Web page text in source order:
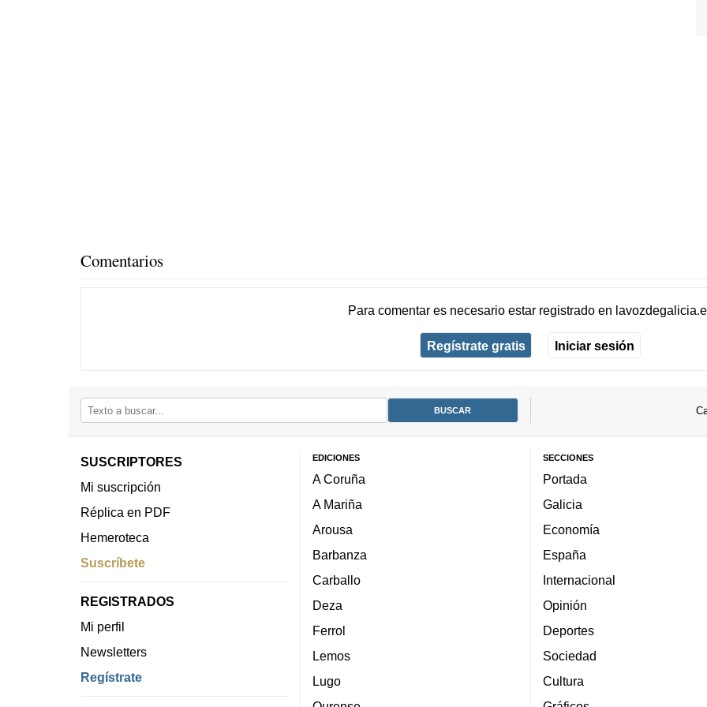
Comentarios
Para comentar es necesario estar registradoen
Regístrate gratis Iniciar sesión
SUSCRIPTORES
Mi suscripción
Réplica en PDF
Hemeroteca
Suscríbete
REGISTRADOS
Mi perfil
Newsletters
Regístrate
EDICIONES
A Coruña
A Mariña
Arousa
Barbanza
Carballo
Deza
Ferrol
Lemos
Lugo
SECCIONES
Portada
Galicia
Economía
España
Internacional
Opinión
Deportes
Sociedad
Cultura